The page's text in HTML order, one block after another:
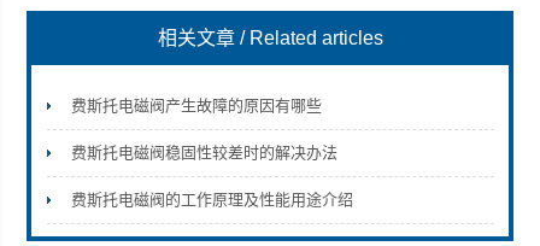
上海康驿实业有限公司
相关文章 / Related articles
费斯托电磁阀产生故障的原因有哪些
费斯托电磁阀稳固性较差时的解决办法
费斯托电磁阀的工作原理及性能用途介绍